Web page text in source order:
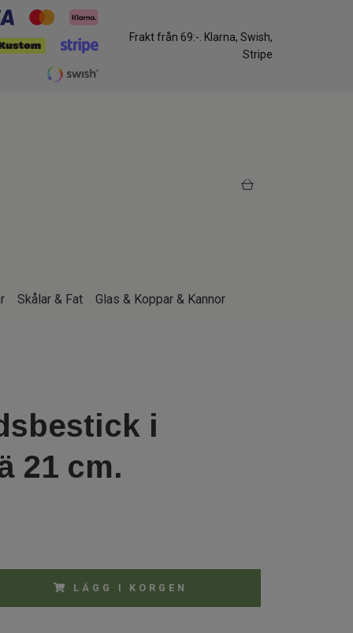
Frakt från 69:-. Klarna, Swish,
Stripe
Skålar & Fat Glas & Koppar & Kannor
i
21 cm.
LÄGG I KORGEN